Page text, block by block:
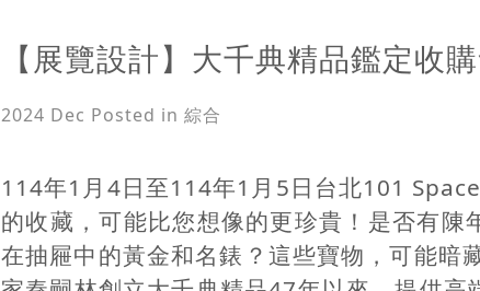
【展覽設計】大千典精品鑑定收
2024 Dec Posted in 綜合
114年1月4日至114年1月5日台北101
的收藏，可能比您想像的更珍貴！是否有
在抽屜中的黃金和名錶？這些寶物，可能暗